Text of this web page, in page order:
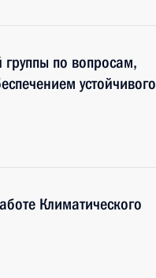
по вопросам,
устойчивого
Климатического